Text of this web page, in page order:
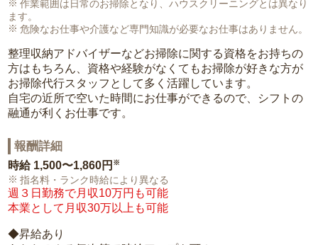
作業範囲は日常のお掃除となり、ハウスクリーニングとは異なり
ます。
危険なお仕事や介護など専門知識が必要なお仕事はありません。
整理収納アドバイザーなどお掃除に関する資格をお持ちの
方はもちろん、資格や経験がなくてもお掃除が好きな方が
お掃除代行スタッフとして多く活躍しています。
自宅の近所で空いた時間にお仕事ができるので、シフトの
融通が利くお仕事です。
報酬詳細
時給 1,500〜1,860円 ※
指名料・ランク時給により異なる
週３日勤務で月収10万円も可能
本業として月収30万以上も可能
◆昇給あり